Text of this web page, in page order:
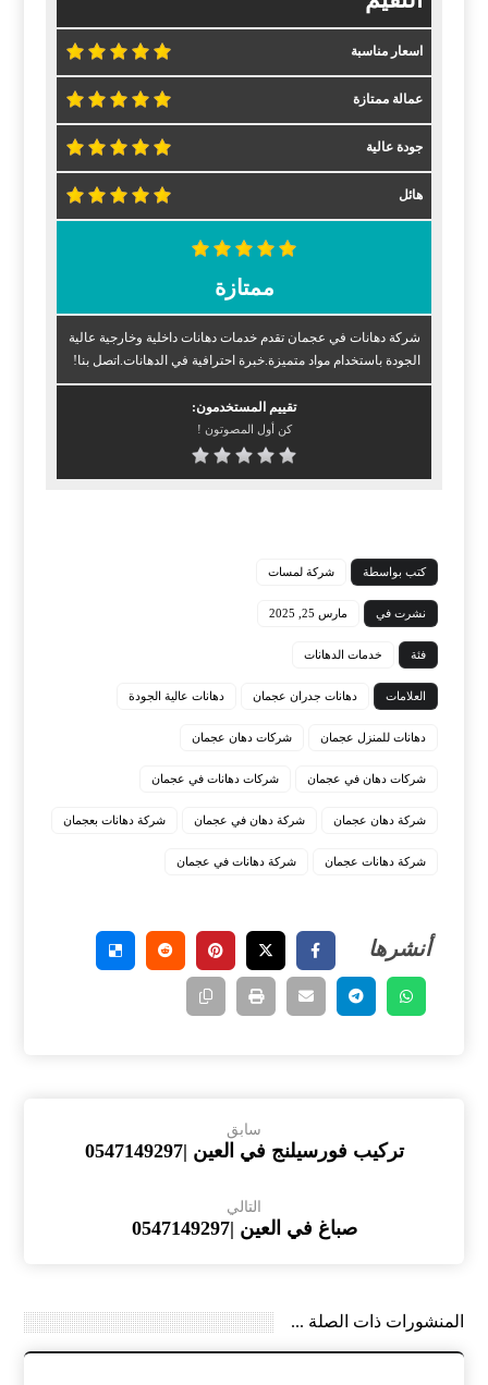
اسعار مناسبة
عمالة ممتازة
جودة عالية
هائل
ممتازة
شركة دهانات في عجمان تقدم خدمات دهانات داخلية وخارجية عالية
الجودة باستخدام مواد متميزة.خبرة احترافية في الدهانات.اتصل بنا!
تقييم المستخدمون:
كن أول المصوتون !
كتب بواسطة شركة لمسات
نشرت في مارس 25, 2025
فئة خدمات الدهانات
العلامات دهانات جدران عجمان دهانات عالية الجودة
دهانات للمنزل عجمان شركات دهان عجمان
شركات دهان في عجمان شركات دهانات في عجمان
شركة دهان عجمان شركة دهان في عجمان شركة دهانات بعجمان
شركة دهانات عجمان شركة دهانات في عجمان
سابق
تركيب فورسيلنج في العين |0547149297
التالي
صباغ في العين |0547149297
المنشورات ذات الصلة ...